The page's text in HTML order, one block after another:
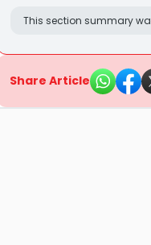
This section summary
Share Article